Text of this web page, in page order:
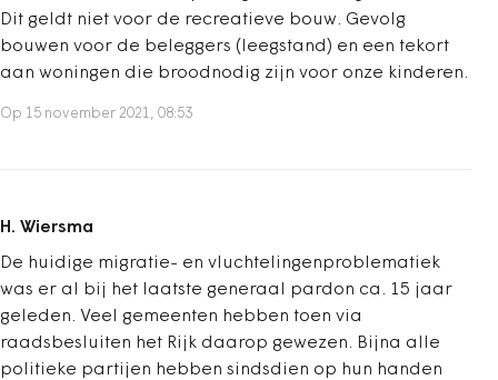
Dit geldt niet voor de recreatieve bouw. Gevolg
bouwen voor de beleggers (leegstand) en een tekort
aan woningen die broodnodig zijn voor onze kinderen.
Op 15 november 2021, 08:53
H. Wiersma
De huidige migratie- en vluchtelingenproblematiek
was er al bij het laatste generaal pardon ca. 15 jaar
geleden. Veel gemeenten hebben toen via
raadsbesluiten het Rijk daarop gewezen. Bijna alle
politieke partijen hebben sindsdien op hun handen